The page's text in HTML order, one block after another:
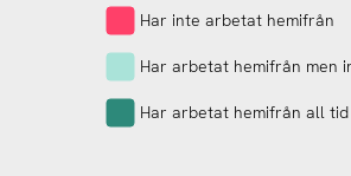
Har inte arbetat hemifrån
Har arbetat hemifrån men
Har arbetat hemifrån all tid